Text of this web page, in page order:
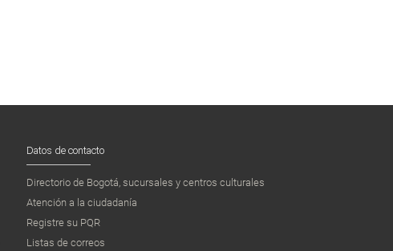
Datos de contacto
Directorio de Bogotá, sucursales y centros culturales
Atención a la ciudadanía
Registre su PQR
Listas de correos